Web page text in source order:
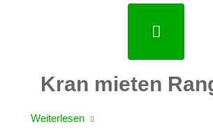
Kran mieten
Weiterlesen